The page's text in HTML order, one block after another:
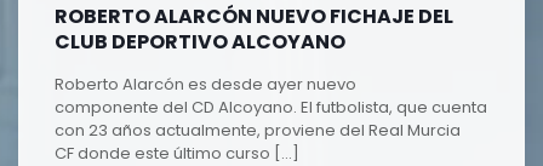
ROBERTO ALARCÓN NUEVO FICHAJE DEL
CLUB DEPORTIVO ALCOYANO
Roberto Alarcón es desde ayer nuevo
componente del CD Alcoyano. El futbolista, que cuenta
con 23 años actualmente, proviene del Real Murcia
CF donde este último curso […]